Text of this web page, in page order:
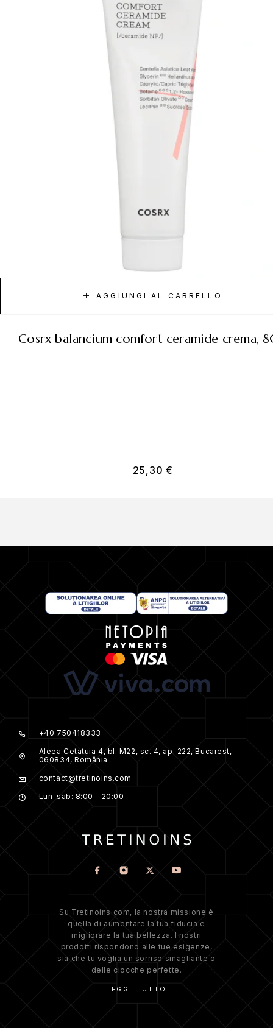
AGGIUNGI AL CARRELLO
cosrx balancium comfort ceramide crema,
25,30€
+40 750418333
Aleea Cetatuia 4, bl. M22, sc. 4, ap. 222, Bucarest,
060834, România
contact@tretinoins.com
Lun-sab: 8:00 - 20:00
Su Tretinoins.com, la nostra missione è
quella di aumentare la tua fiducia e
migliorare la tua bellezza. I nostri
prodotti rispondono alle tue esigenze,
sia che tu voglia un sorriso smagliante o
delle ciocche perfette.
LEGGI TUTTO